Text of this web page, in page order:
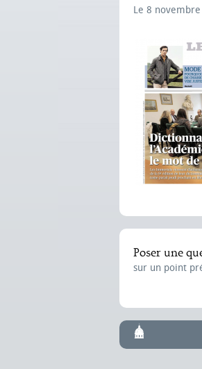
Le 8
Poser une
sur un point